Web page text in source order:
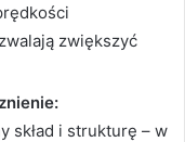
zwiększyć
skład i strukturę – w